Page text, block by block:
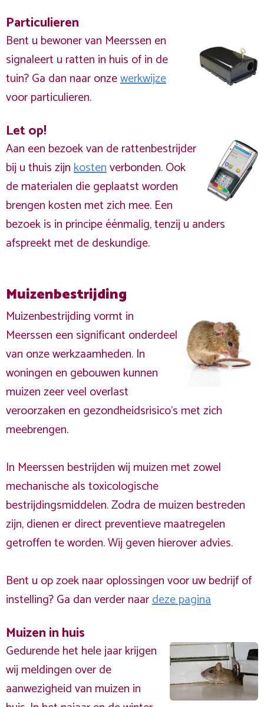
Particulieren
Bent u bewoner van Meerssen en
signaleert u ratten in huis of in de
tuin? Ga dan naar onzewerkwijze
voor particulieren.
Let op!
Aan een bezoek van de rattenbestrijder
bij u thuis zijnkostenverbonden. Ook
de materialen die geplaatst worden
brengen kosten met zich mee. Een
bezoek is in principe éénmalig, tenzij u anders
afspreekt met de deskundige.
Muizenbestrijding
Muizenbestrijding vormt in
Meerssen een significant onderdeel
van onze werkzaamheden. In
woningen en gebouwen kunnen
muizen zeer veel overlast
veroorzaken en gezondheidsrisico's met zich
meebrengen.
In Meerssen bestrijden wij muizen met zowel
mechanische als toxicologische
bestrijdingsmiddelen. Zodra de muizen bestreden
zijn, dienen er direct preventieve maatregelen
getroffen te worden. Wij geven hierover advies.
Bent u op zoek naar oplossingen voor uw bedrijf of
instelling? Ga dan verder naardeze pagina
Muizen in huis
Gedurende het hele jaar krijgen
wij meldingen over de
aanwezigheid van muizen in